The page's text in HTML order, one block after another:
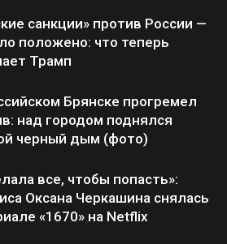
санкции» против России —
положено: что теперь
Трамп
Брянске прогремел
над городом поднялся
черный дым (фото)
все, чтобы попасть»:
Оксана Черкашина снялась
«1670» на Netflix